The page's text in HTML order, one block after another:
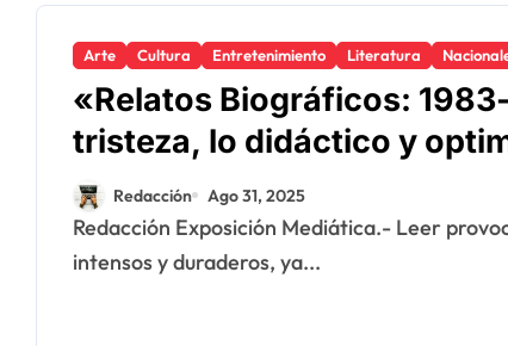
Arte Cultura Entretenimiento Literatura
«Relatos Biográficos:
tristeza, lo didáctico y
Redacción Ago 31, 2025
Redacción Exposición Mediática.- Leer provoca reacciones diversas, como cambios cerebrales
intensos y duraderos, ya...